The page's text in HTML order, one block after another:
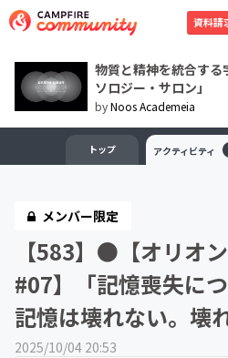
資料請
物質と精神を統合す
ソロジー・サロン」
byNoos Academeia
トップ アクティビティ
メンバー限定
【583】●【オリオ
#07】「記憶喪失に
記憶は壊れない。壊
2025/10/04 20:53